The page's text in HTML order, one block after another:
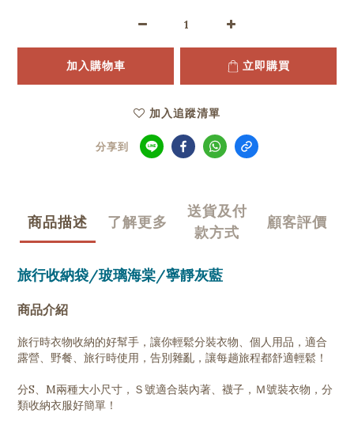
加入購物車 立即購買
加入追蹤清單
分享到
商品描述 了解更多
送貨及付
款方式
顧客評價
旅行收納袋/玻璃海棠/寧靜灰藍
商品介紹
旅行時衣物收納的好幫手，讓你輕鬆分裝衣物、個人用品，適合
露營、野餐、旅行時使用，告別雜亂，讓每趟旅程都舒適輕鬆！
分S、M兩種大小尺寸，Ｓ號適合裝內著、襪子，Ｍ號裝衣物，分
類收納衣服好簡單！